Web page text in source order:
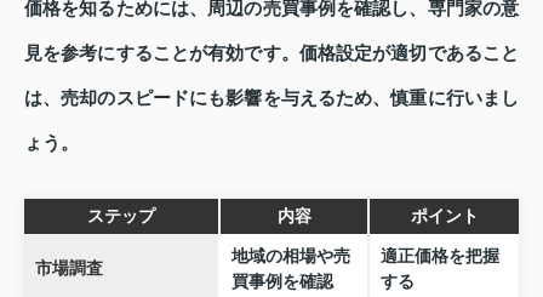
価格を知るためには、周辺の売買事例を確認し、専門家の意
見を参考にすることが有効です。価格設定が適切であること
は、売却のスピードにも影響を与えるため、慎重に行いまし
ょう。
ステップ 内容 ポイント
市場調査
地域の相場や売
買事例を確認
適正価格を把握
する